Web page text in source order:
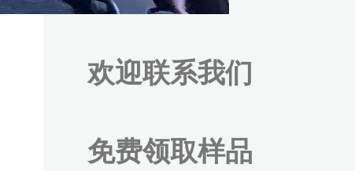
欢迎联系我们
免费领取样品